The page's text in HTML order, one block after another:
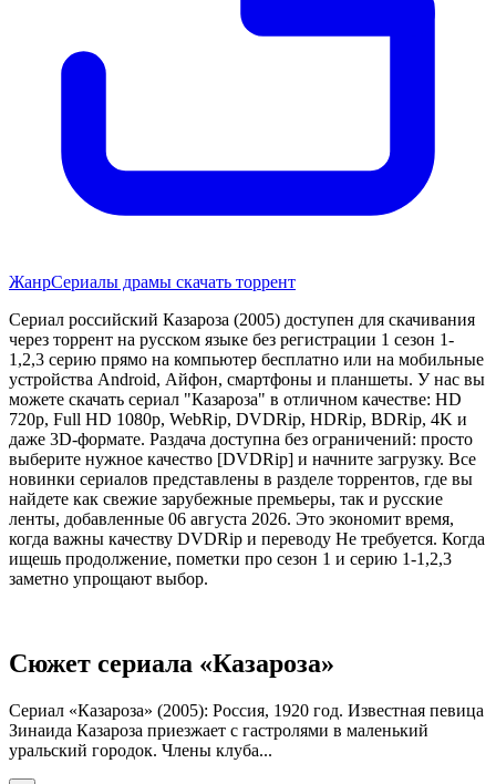
ЖанрСериалы драмы скачать торрент
Сериал российский Казароза (2005) доступен для скачивания
через торрент на русском языке без регистрации 1 сезон 1-
1,2,3 серию прямо на компьютер бесплатно или на мобильные
устройства Android, Айфон, смартфоны и планшеты. У нас вы
можете скачать сериал "Казароза" в отличном качестве: HD
720p, Full HD 1080p, WebRip, DVDRip, HDRip, BDRip, 4K и
даже 3D-формате. Раздача доступна без ограничений: просто
выберите нужное качество [DVDRip] и начните загрузку. Все
новинки сериалов представлены в разделе торрентов, где вы
найдете как свежие зарубежные премьеры, так и русские
ленты, добавленные 06 августа 2026. Это экономит время,
когда важны качеству DVDRip и переводу Не требуется. Когда
ищешь продолжение, пометки про сезон 1 и серию 1-1,2,3
заметно упрощают выбор.
Сюжет сериала «Казароза»
Сериал «Казароза» (2005): Россия, 1920 год. Известная певица
Зинаида Казароза приезжает с гастролями в маленький
уральский городок. Члены клуба...